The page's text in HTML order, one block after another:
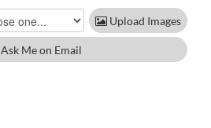
Upload Images
Ask Me on Email